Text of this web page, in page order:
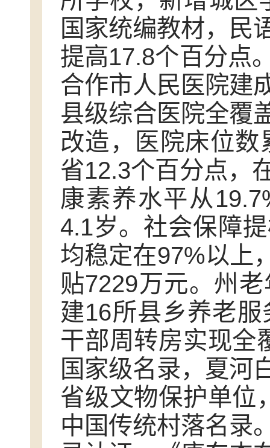
国家统编教材，民
提高17.8个百分点
合作市人民医院建
县级综合医院全覆
改造，医院床位
省12.3个百分点，
康素养水平从
4.1岁。社会保障
均稳定在97%以上
贴7229万元。州
建16所县乡养老
干部周转房实现全
国家级名录，夏河
省级文物保护单位
中国传统村落名录